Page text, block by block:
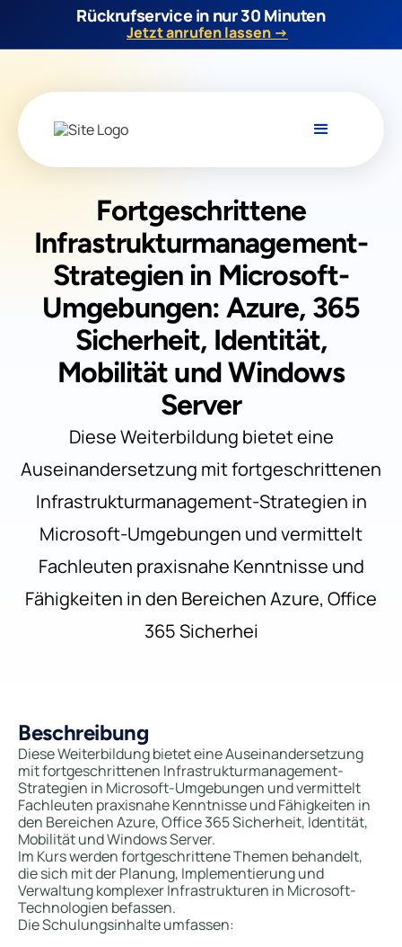
Rückrufservice in nur 30 Minuten
Jetzt anrufen lassen →
Fortgeschrittene
Infrastrukturmanagement-
Strategien in Microsoft-
Umgebungen: Azure, 365
Sicherheit, Identität,
Mobilität und Windows
Server
Diese Weiterbildung bietet eine
Auseinandersetzung mit fortgeschrittenen
Infrastrukturmanagement-Strategien in
Microsoft-Umgebungen und vermittelt
Fachleuten praxisnahe Kenntnisse und
Fähigkeiten in den Bereichen Azure, Office
365 Sicherhei
Beschreibung
Diese Weiterbildung bietet eine Auseinandersetzung
mit fortgeschrittenen Infrastrukturmanagement-
Strategien in Microsoft-Umgebungen und vermittelt
Fachleuten praxisnahe Kenntnisse und Fähigkeiten in
den Bereichen Azure, Office 365 Sicherheit, Identität,
Mobilität und Windows Server.
Im Kurs werden fortgeschrittene Themen behandelt,
die sich mit der Planung, Implementierung und
Verwaltung komplexer Infrastrukturen in Microsoft-
Technologien befassen.
Die Schulungsinhalte umfassen: